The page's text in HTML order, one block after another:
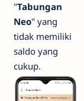
"Tabungan
Neo" yang
tidak memiliki
saldo yang
cukup.